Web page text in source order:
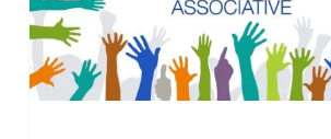
projets
2025